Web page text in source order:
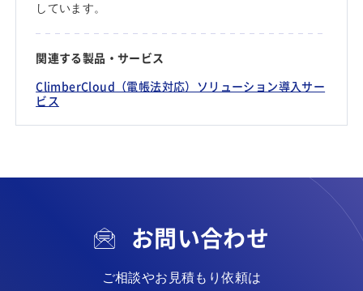
しています。
関連する製品・サービス
ClimberCloud（電帳法対応）ソリューション導入サー
ビス
お問い合わせ
ご相談やお見積もり依頼は